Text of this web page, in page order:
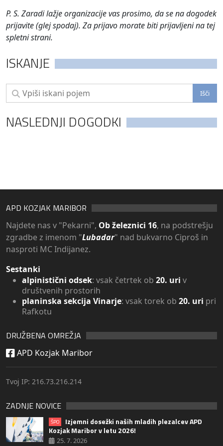
P. S. Zaradi lažje organizacije vas prosimo, da se na dogodek
prijavite (glej spodaj). Za prijavo morate biti prijavljeni na tej
spletni strani.
ISKANJE
NASLEDNJI DOGODKI
APD KOZJAK MARIBOR
Najdete nas v "Pekarni", Ob železnici 16, na podstrešju
zgradbe z imenom "Lubadar" nad bukvarno Ciproš in
nasproti MC Indijanez.
Sestanki
alpinistični odsek: vsak četrtek ob 20. uri v
društvenih prostorih
planinska sekcija Vinarje: vsak torek ob 20. uri pri
Rafkotu
DRUŽBENA OMREŽJA
APD Kozjak Maribor
Tvoj IP: 216.73.216.214
ZADNJE NOVICE
ŠPO
Izjemni dosežki naših mladih plezalcev APD
Kozjak Maribor v letu 2026!
25. 7. 2026